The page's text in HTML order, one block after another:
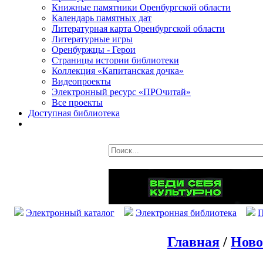
Книжные памятники Оренбургской области
Календарь памятных дат
Литературная карта Оренбургской области
Литературные игры
Оренбуржцы - Герои
Страницы истории библиотеки
Коллекция «Капитанская дочка»
Видеопроекты
Электронный ресурс «ПРОчитай»
Все проекты
Доступная библиотека
Электронный каталог Электронная библиотека
Главная /